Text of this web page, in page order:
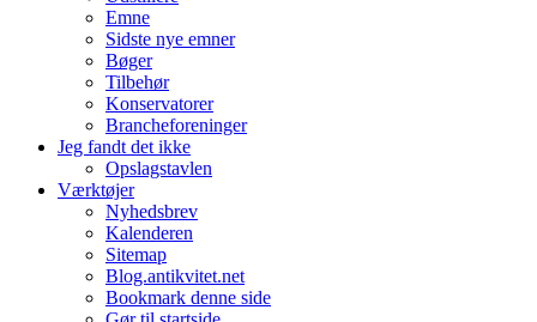
Emne
Sidste nye emner
Bøger
Tilbehør
Konservatorer
Brancheforeninger
Jeg fandt det ikke
Opslagstavlen
Værktøjer
Nyhedsbrev
Kalenderen
Sitemap
Blog.antikvitet.net
Bookmark denne side